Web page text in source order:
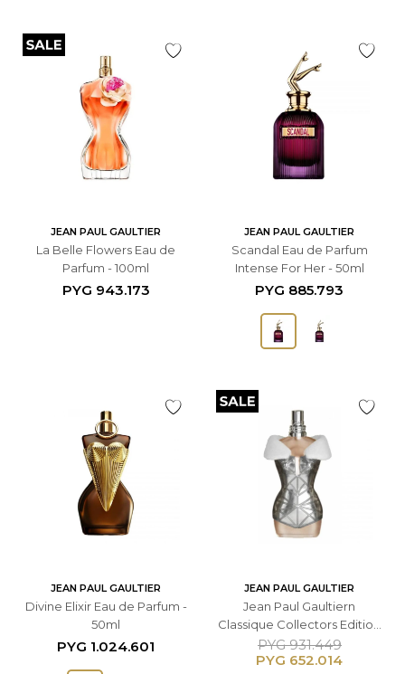
JEAN PAUL GAULTIER
La Belle Flowers Eau de
Parfum - 100ml
PYG 943.173
JEAN PAUL GAULTIER
Scandal Eau de Parfum
Intense For Her - 50ml
PYG 885.793
JEAN PAUL GAULTIER
Divine Elixir Eau de Parfum -
50ml
PYG 1.024.601
JEAN PAUL GAULTIER
Jean Paul Gaultiern
Classique Collectors Edition
Eau de Toilette 100ml -
Femenino
PYG 652.014
PYG 931.449